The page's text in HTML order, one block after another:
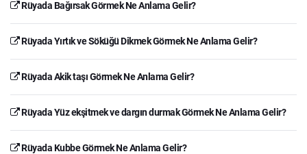
Rüyada Bağırsak Görmek Ne Anlama Gelir?
Rüyada Yırtık ve Söküğü Dikmek Görmek Ne Anlama Gelir?
Rüyada Akik taşı Görmek Ne Anlama Gelir?
Rüyada Yüz ekşitmek ve dargın durmak Görmek Ne Anlama Gelir?
Rüyada Kubbe Görmek Ne Anlama Gelir?